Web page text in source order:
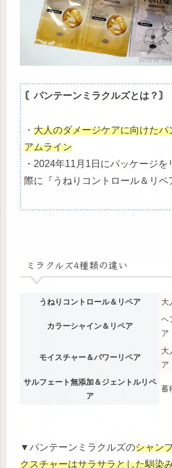
〘パンテーンミラクルズとは？〙
・ 大人のダメージケアに向けたパ
アムライン
・2024年11月1日にパッケージを
際に『うねりコントロール＆リペ
ミラクルズ4種類の違い
うねりコントロール＆リペア 大
カラーシャイン＆リペア
ヘ
ア
モイスチャー＆パワーリペア
大
ア
サルフェート無添加＆ジェントルリペ
ア
蓄
▼パンテーンミラクルズのシャン
クスチャーはサラサラとした馴染